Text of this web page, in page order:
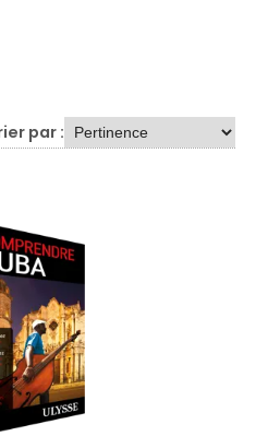
aventures en France
séjours à Cuba et
ce que les touristes
par :